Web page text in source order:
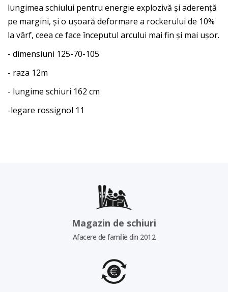
lungimea schiului pentru energie explozivă și aderență
pe margini, și o ușoară deformare a rockerului de 10%
la vârf, ceea ce face începutul arcului mai fin și mai ușor.
- dimensiuni 125-70-105
- raza 12m
- lungime schiuri 162 cm
-legare rossignol 11
Magazin de schiuri
Afacere de familie din 2012